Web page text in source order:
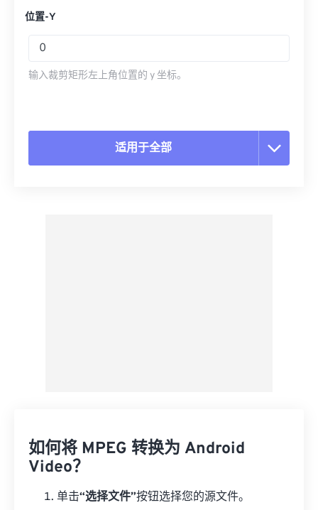
位置-Y
输入裁剪矩形左上角位置的 y 坐标。
适用于全部
如何将 MPEG 转换为 Android
Video？
单击“选择文件”按钮选择您的源文件。